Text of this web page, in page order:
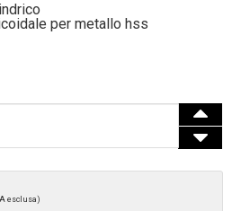
per metallo hss
esclusa)